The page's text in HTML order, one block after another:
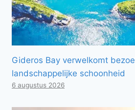
Gideros Bay verwelkomt
landschappelijke schoonheid
6 augustus 2026